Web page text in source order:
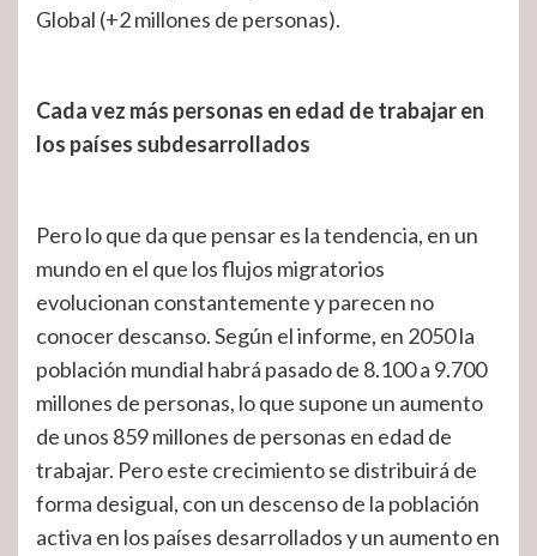
Global (+2 millones de personas).
Cada vez más personas en edad de trabajar en
los países subdesarrollados
Pero lo que da que pensar es la tendencia, en un
mundo en el que los flujos migratorios
evolucionan constantemente y parecen no
conocer descanso. Según el informe, en 2050 la
población mundial habrá pasado de 8.100 a 9.700
millones de personas, lo que supone un aumento
de unos 859 millones de personas en edad de
trabajar. Pero este crecimiento se distribuirá de
forma desigual, con un descenso de la población
activa en los países desarrollados y un aumento en